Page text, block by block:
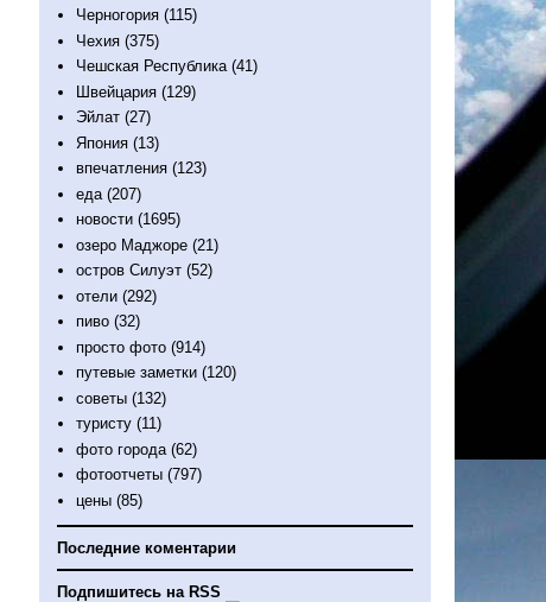
Черногория (115)
Чехия (375)
Чешская Республика (41)
Швейцария (129)
Эйлат (27)
Япония (13)
впечатления (123)
еда (207)
новости (1695)
озеро Маджоре (21)
остров Силуэт (52)
отели (292)
пиво (32)
просто фото (914)
путевые заметки (120)
советы (132)
туристу (11)
фото города (62)
фотоотчеты (797)
цены (85)
Последние коментарии
Подпишитесь на RSS